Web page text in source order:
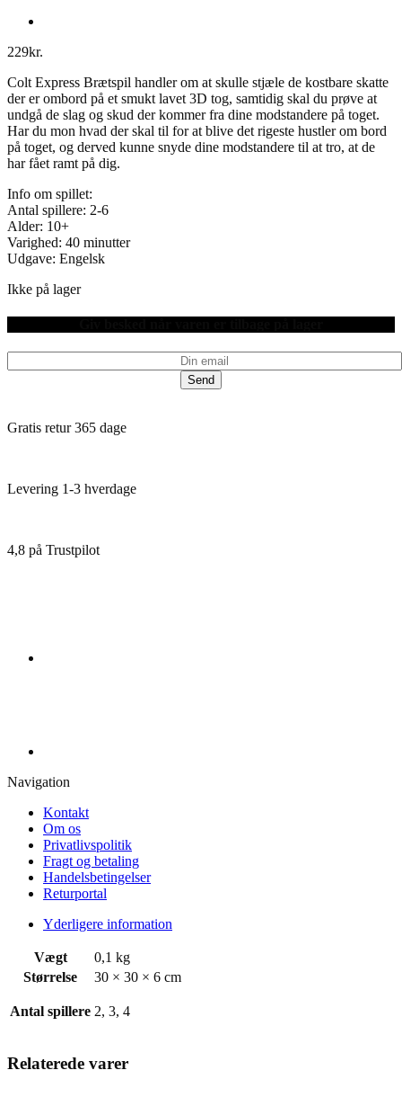
229kr.
Colt Express Brætspil handler om at skulle stjæle de kostbare skatte
der er ombord på et smukt lavet 3D tog, samtidig skal du prøve at
undgå de slag og skud der kommer fra dine modstandere på toget.
Har du mon hvad der skal til for at blive det rigeste hustler om bord
på toget, og derved kunne snyde dine modstandere til at tro, at de
har fået ramt på dig.
Info om spillet:
Antal spillere: 2-6
Alder: 10+
Varighed: 40 minutter
Udgave: Engelsk
Ikke på lager
Send
Gratis retur 365 dage
Levering 1-3 hverdage
4,8 på Trustpilot
Navigation
Kontakt
Om os
Privatlivspolitik
Fragt og betaling
Handelsbetingelser
Returportal
Yderligere information
Vægt
0,1 kg
Størrelse
30 × 30 × 6 cm
Antal spillere 2, 3, 4
Relaterede varer